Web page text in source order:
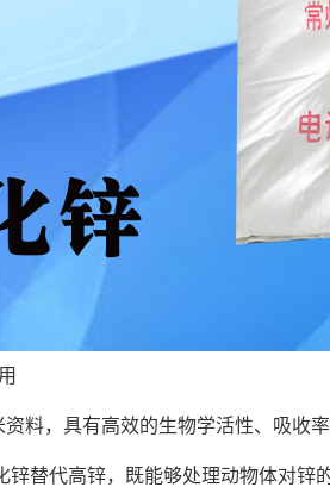
料，具有高效的生物学活性、吸收
锌替代高锌，既能够处理动物体对